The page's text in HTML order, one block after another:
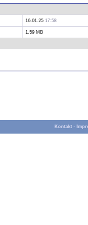
16.01.25 17:58
1,59 MB
Kontakt -